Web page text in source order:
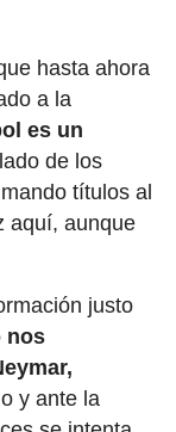
hasta ahora
a la
es un
de los
títulos al
aquí, aunque
justo
nos
y ante la